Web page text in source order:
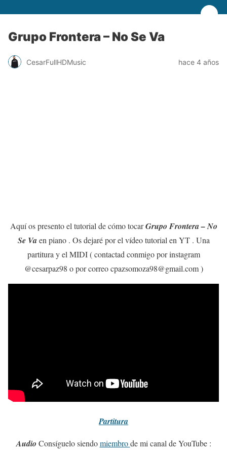
Grupo Frontera – No Se Va
CesarFullHDMusic hace 4 años
Aquí os presento el tutorial de cómo tocarGrupo Frontera – No
Se Vaen piano . Os dejaré por el vídeo tutorial en YT . Una
partitura y el MIDI ( contactad conmigo por instagram
@cesarpaz98 o por correo cpazsomoza98@gmail.com )
Partitura
Audio Consíguelo siendomiembrode mi canal de YouTube :